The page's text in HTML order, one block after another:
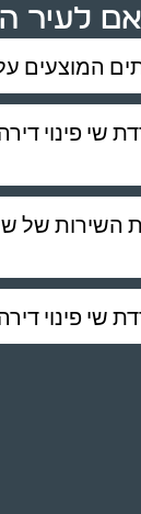
המוצעים על
שי פינוי
השירות של שי
שי פינוי